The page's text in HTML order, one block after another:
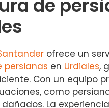
de
ofrece un
persianas en Urdiales,
Con un equipo
como
La